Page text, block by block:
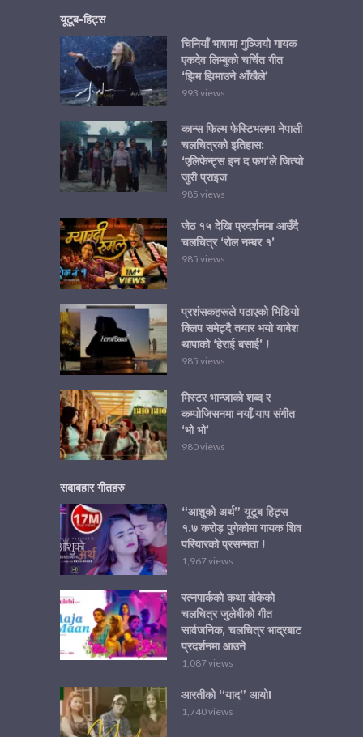
यूटूब-हिट्स
चिनियाँ भाषामा गुञ्जियो गायक
एकदेव लिम्बुको चर्चित गीत
‘झिम झिमाउने आँखैले’
993 views
कान्स फिल्म फेस्टिभलमा नेपाली
चलचित्रको इतिहास:
‘एलिफेन्ट्स इन द फग’ले जित्यो
जुरी प्राइज
985 views
जेठ १५ देखि प्रदर्शनमा आउँदै
चलचित्र ‘रोल नम्बर १’
985 views
प्रशंसकहरूले पठाएको भिडियो
क्लिप समेट्दै तयार भयो याबेश
थापाको ‘हेराई बसाई’ !
985 views
मिस्टर भान्जाको शब्द र
कम्पोजिसनमा नयाँ र्‍याप संगीत
‘भो भो’
980 views
सदाबहार गीतहरु
“आशुको अर्थ” यूटूब हिट्स
१.७ करोड़ पुगेकोमा गायक शिव
परियारको प्रसन्नता !
1,967 views
रत्नपार्कको कथा बोकेको
चलचित्र जुलेबीको गीत
सार्वजनिक, चलचित्र भाद्रबाट
प्रदर्शनमा आउने
1,087 views
आरतीको “याद” आयो!
1,740 views